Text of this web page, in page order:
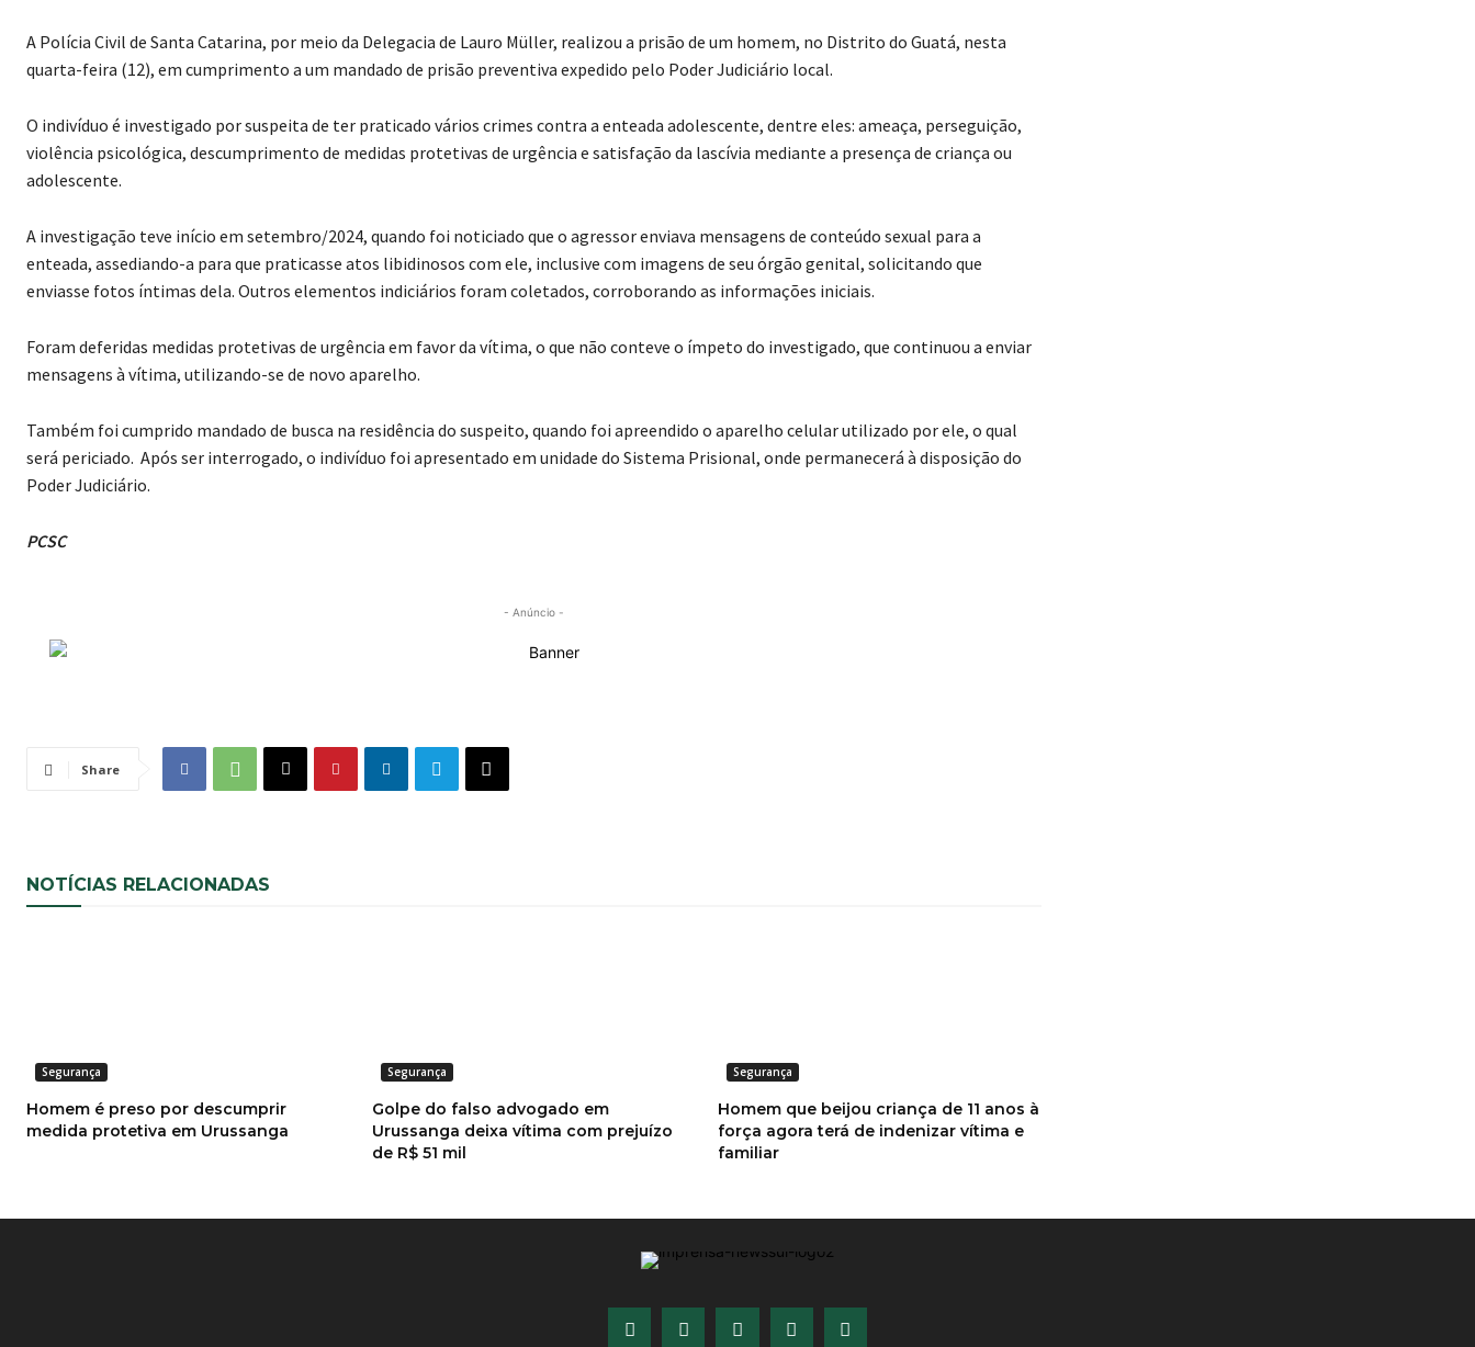
A Polícia Civil de Santa Catarina, por meio da Delegacia de Lauro Müller, realizou a prisão de um homem, no Distrito do Guatá, nesta
quarta-feira (12), em cumprimento a um mandado de prisão preventiva expedido pelo Poder Judiciário local.
O indivíduo é investigado por suspeita de ter praticado vários crimes contra a enteada adolescente, dentre eles: ameaça, perseguição,
violência psicológica, descumprimento de medidas protetivas de urgência e satisfação da lascívia mediante a presença de criança ou
adolescente.
A investigação teve início em setembro/2024, quando foi noticiado que o agressor enviava mensagens de conteúdo sexual para a
enteada, assediando-a para que praticasse atos libidinosos com ele, inclusive com imagens de seu órgão genital, solicitando que
enviasse fotos íntimas dela. Outros elementos indiciários foram coletados, corroborando as informações iniciais.
Foram deferidas medidas protetivas de urgência em favor da vítima, o que não conteve o ímpeto do investigado, que continuou a enviar
mensagens à vítima, utilizando-se de novo aparelho.
Também foi cumprido mandado de busca na residência do suspeito, quando foi apreendido o aparelho celular utilizado por ele, o qual
será periciado. Após ser interrogado, o indivíduo foi apresentado em unidade do Sistema Prisional, onde permanecerá à disposição do
Poder Judiciário.
PCSC
- Anúncio -
Share
NOTÍCIAS RELACIONADAS
Segurança
Homem é preso por descumprir
medida protetiva em Urussanga
Segurança
Golpe do falso advogado em
Urussanga deixa vítima com prejuízo
de R$ 51 mil
Segurança
Homem que beijou criança de 11 anos à
força agora terá de indenizar vítima e
familiar